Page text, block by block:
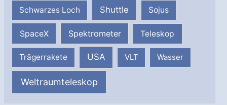
Schwarzes Loch Shuttle Sojus
SpaceX Spektrometer Teleskop
Trägerrakete USA VLT Wasser
Weltraumteleskop